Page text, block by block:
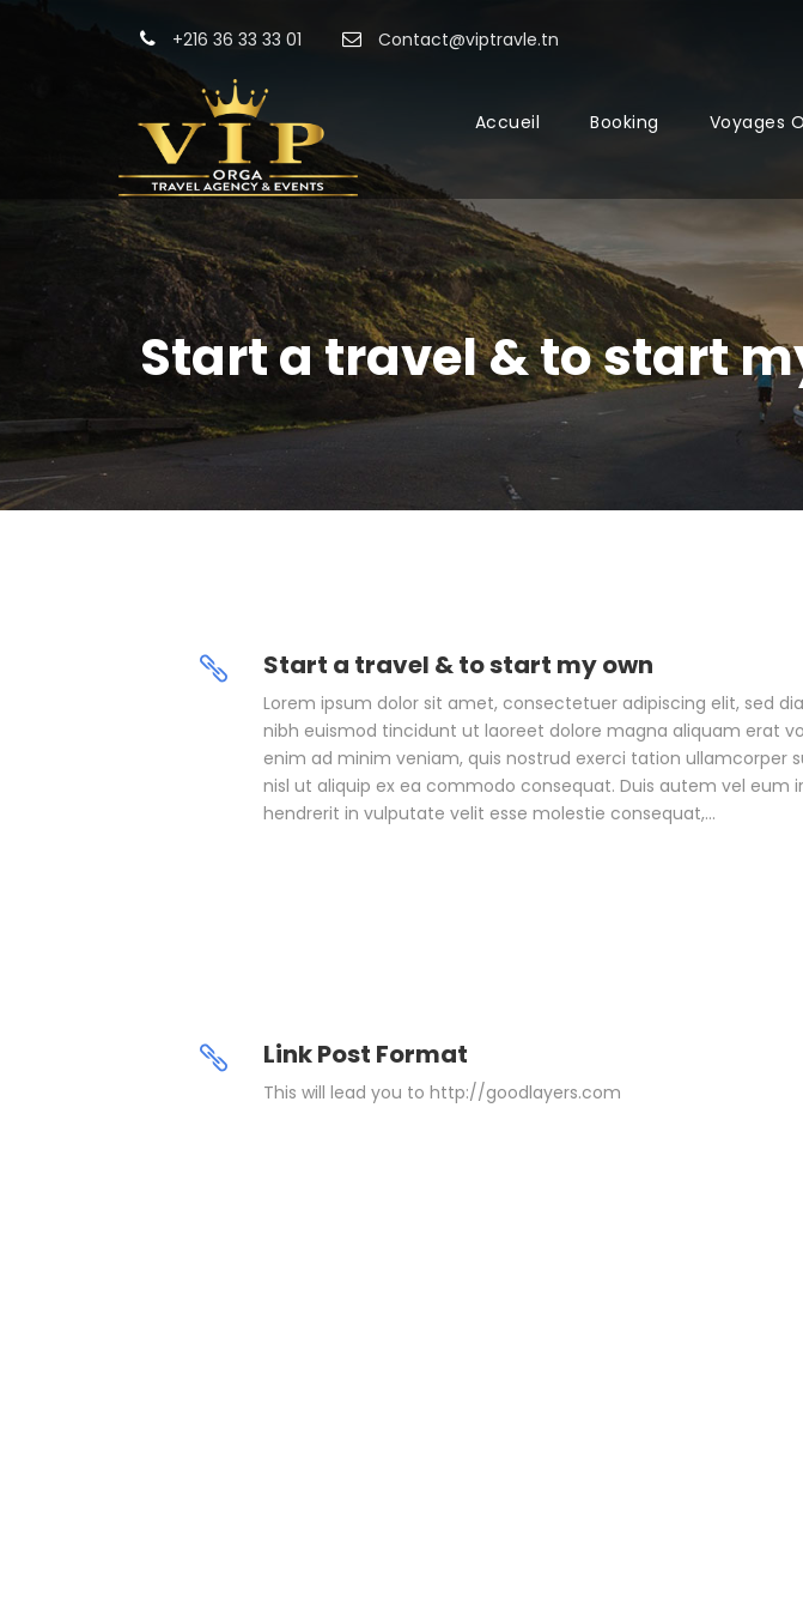
+216 36 33 33 01 Contact@viptravle.tn
Accueil Booking Voyages
Start a travel & to start
Start a travel & to start my own
Lorem ipsum dolor sit amet, consectetuer adipiscing elit, sed
nibh euismod tincidunt ut laoreet dolore magna aliquam erat
enim ad minim veniam, quis nostrud exerci tation ullamcorper
nisl ut aliquip ex ea commodo consequat. Duis autem vel eum
hendrerit in vulputate velit esse molestie consequat,...
Link Post Format
This will lead you to http://goodlayers.com